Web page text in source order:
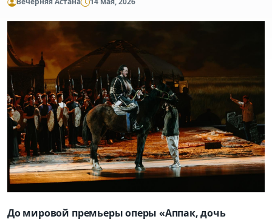
До мировой премьеры оперы «Аппак, дочь